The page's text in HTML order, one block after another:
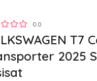
0.0
T7
2025